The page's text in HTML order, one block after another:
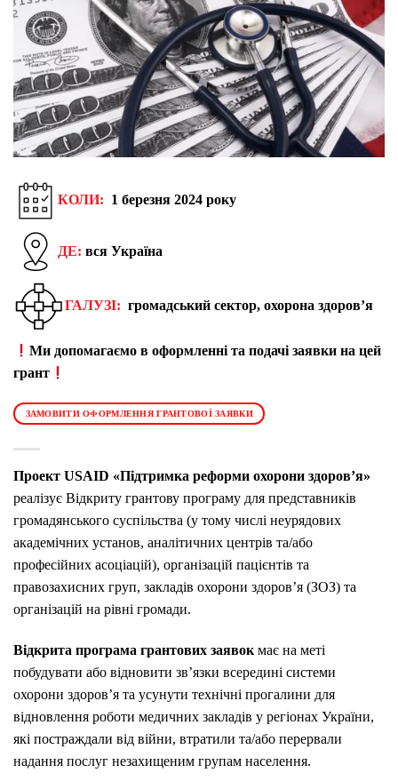
КОЛИ: 1 березня 2024 року
ДЕ: вся Україна
ГАЛУЗІ: громадський сектор, охорона здоров’я
Ми допомагаємо в оформленні та подачі заявки на цей
грант
ЗАМОВИТИ ОФОРМЛЕННЯ ГРАНТОВОЇ ЗАЯВКИ
Проект USAID «Підтримка реформи охорони здоров’я»
реалізує Відкриту грантову програму для представників
громадянського суспільства (у тому числі неурядових
академічних установ, аналітичних центрів та/або
професійних асоціацій), організацій пацієнтів та
правозахисних груп, закладів охорони здоров’я (ЗОЗ) та
організацій на рівні громади.
Відкрита програма грантових заявок має на меті
побудувати або відновити зв’язки всередині системи
охорони здоров’я та усунути технічні прогалини для
відновлення роботи медичних закладів у регіонах України,
які постраждали від війни, втратили та/або перервали
надання послуг незахищеним групам населення.